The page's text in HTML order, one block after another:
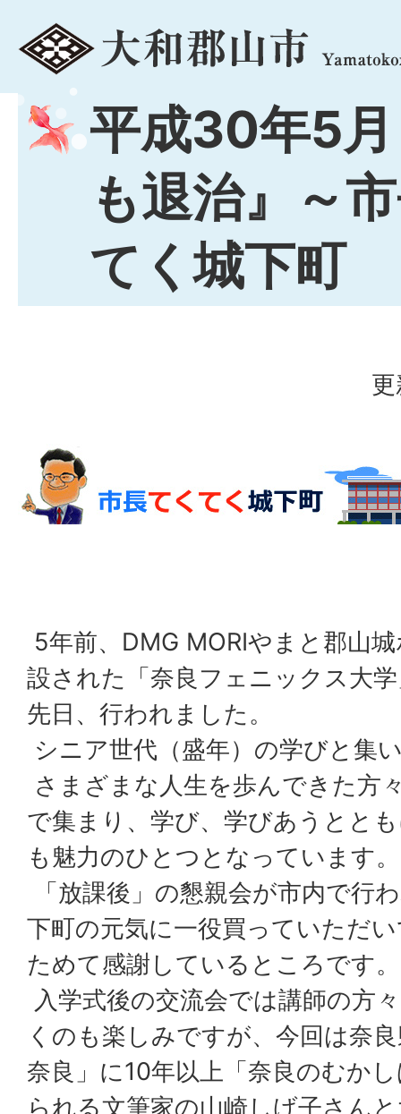
menu
平成30年5
も退治』～
てく城下町
5年前、DMG MORIやまと郡山
設された「奈良フェニックス大
先日、行われました。
シニア世代（盛年）の学びと集
さまざまな人生を歩んできた方
で集まり、学び、学びあうとと
も魅力のひとつとなっています。
「放課後」の懇親会が市内で行
下町の元気に一役買っていただ
ためて感謝しているところです。
入学式後の交流会では講師の方
くのも楽しみですが、今回は奈
奈良」に10年以上「奈良のむか
られる文筆家の山崎しげ子さん